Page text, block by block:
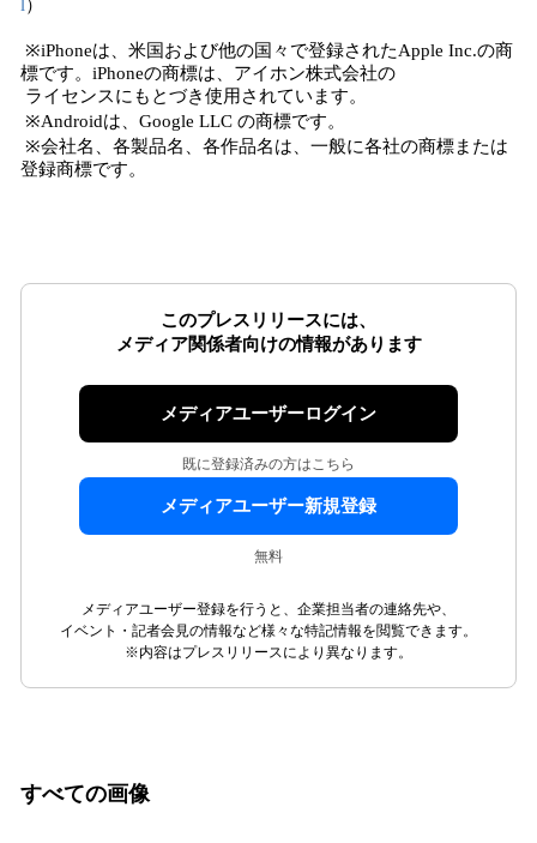
l）
※iPhoneは、米国および他の国々で登録されたApple Inc.の商
標です。iPhoneの商標は、アイホン株式会社の
ライセンスにもとづき使用されています。
※Androidは、Google LLC の商標です。
※会社名、各製品名、各作品名は、一般に各社の商標または
登録商標です。
このプレスリリースには、
メディア関係者向けの情報があります
メディアユーザーログイン
既に登録済みの方はこちら
メディアユーザー新規登録
無料
メディアユーザー登録を行うと、企業担当者の連絡先や、
イベント・記者会見の情報など様々な特記情報を閲覧できます。
※内容はプレスリリースにより異なります。
すべての画像